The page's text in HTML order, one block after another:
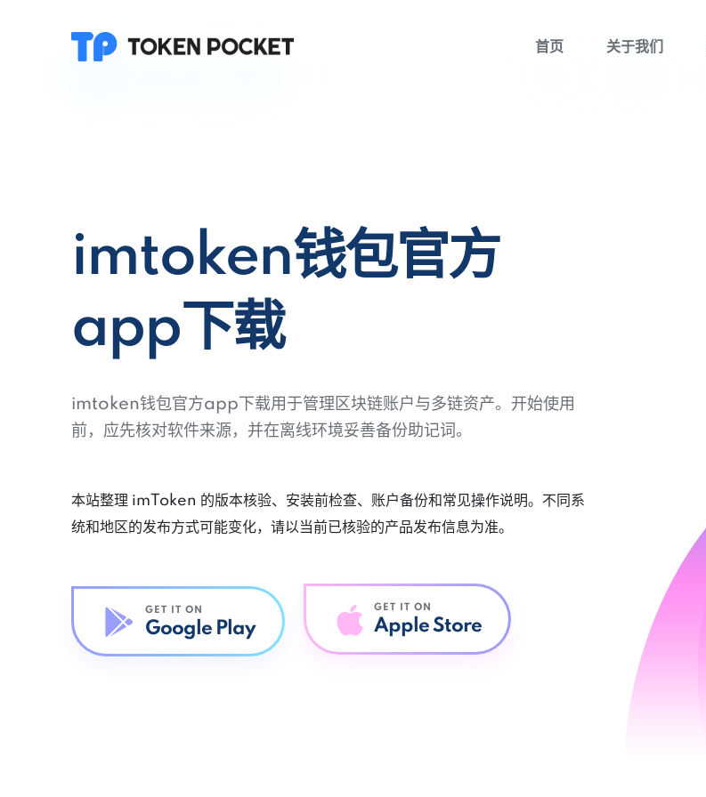
首页 关于我们
imtoken钱包官方
app下载
imtoken钱包官方app下载用于管理区块链账户与多链资产。开始使用
前，应先核对软件来源，并在离线环境妥善备份助记词。
本站整理 imToken 的版本核验、安装前检查、账户备份和常见操作说明。不同系
统和地区的发布方式可能变化，请以当前已核验的产品发布信息为准。
GET IT ON
Google Play
GET IT ON
Apple Store